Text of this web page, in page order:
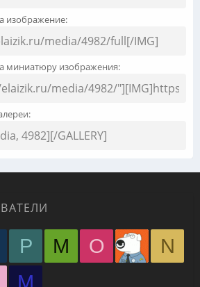
изображение
миниатюру изображения
P M O
N
М